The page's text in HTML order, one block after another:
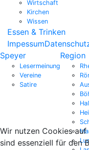
Wirtschaft
Kirchen
Wissen
Essen & Trinken
Impessum
Speyer
Lesermeinung
Vereine
Satire
Region
Wir nutzen Cookies auf
sind essenziell für den